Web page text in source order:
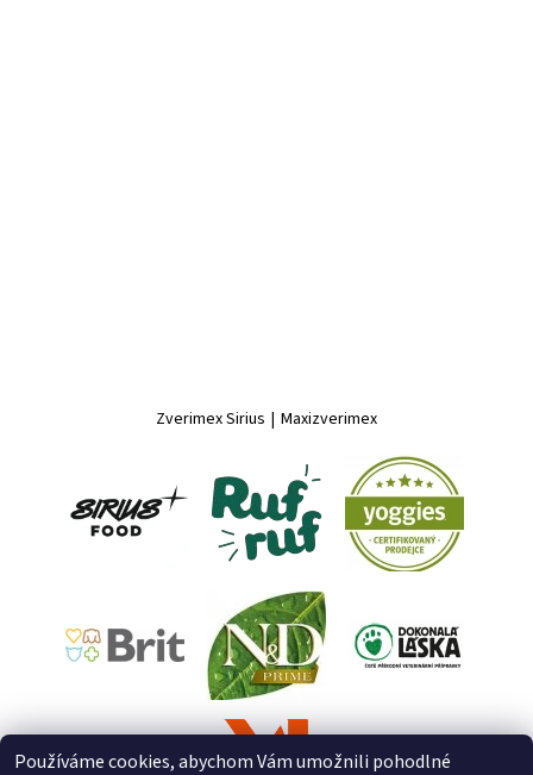
Zverimex Sirius | Maxizverimex
Používáme cookies, abychom Vám umožnili pohodlné